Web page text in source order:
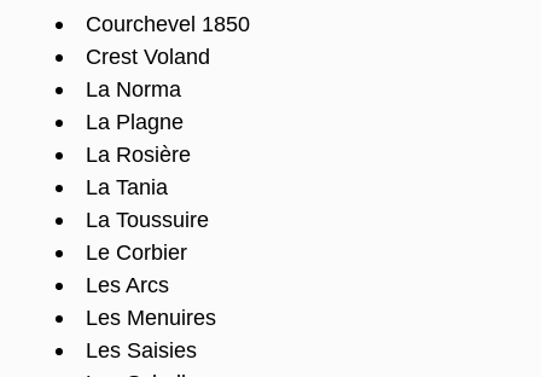
Courchevel 1850
Crest Voland
La Norma
La Plagne
La Rosière
La Tania
La Toussuire
Le Corbier
Les Arcs
Les Menuires
Les Saisies